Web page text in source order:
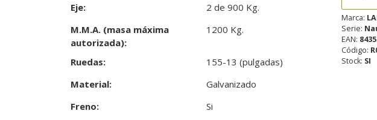
Eje:
2 de 900 Kg.
M.M.A. (masa máxima
autorizada):
1200 Kg.
Ruedas:
155-13 (pulgadas)
Material:
Galvanizado
Freno:
Si
Marca:
Serie:
EAN:
Código:
Stock: SI